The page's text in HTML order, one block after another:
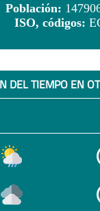
Población:
ISO, códigos:
DEL TIEMPO EN